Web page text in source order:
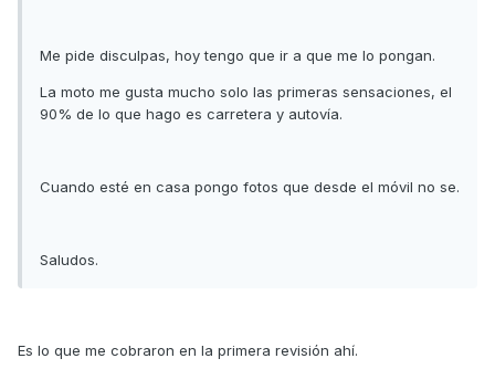
Me pide disculpas, hoy tengo que ir a que me lo pongan.
La moto me gusta mucho solo las primeras sensaciones, el
90% de lo que hago es carretera y autovía.
Cuando esté en casa pongo fotos que desde el móvil no se.
Saludos.
Es lo que me cobraron en la primera revisión ahí.